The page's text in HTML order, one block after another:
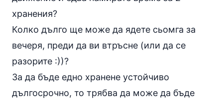
хранения?
Колко дълго ще може да ядете сьомга за
вечеря, преди да ви втръсне (или да се
разорите :))?
За да бъде едно хранене устойчиво
дългосрочно, то трябва да може да бъде